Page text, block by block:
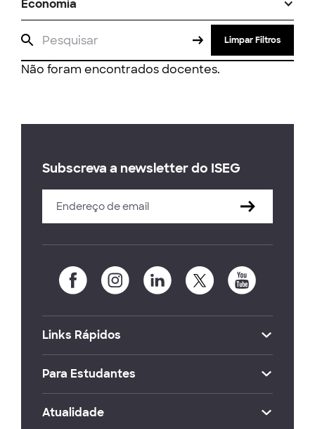
Economia
Limpar Filtros
Não foram encontrados docentes.
Subscreva a newsletter do ISEG
Links Rápidos
Para Estudantes
Atualidade